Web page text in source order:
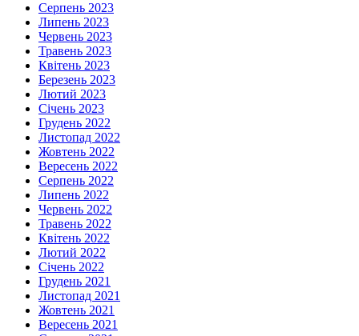
Серпень 2023
Липень 2023
Червень 2023
Травень 2023
Квітень 2023
Березень 2023
Лютий 2023
Січень 2023
Грудень 2022
Листопад 2022
Жовтень 2022
Вересень 2022
Серпень 2022
Липень 2022
Червень 2022
Травень 2022
Квітень 2022
Лютий 2022
Січень 2022
Грудень 2021
Листопад 2021
Жовтень 2021
Вересень 2021